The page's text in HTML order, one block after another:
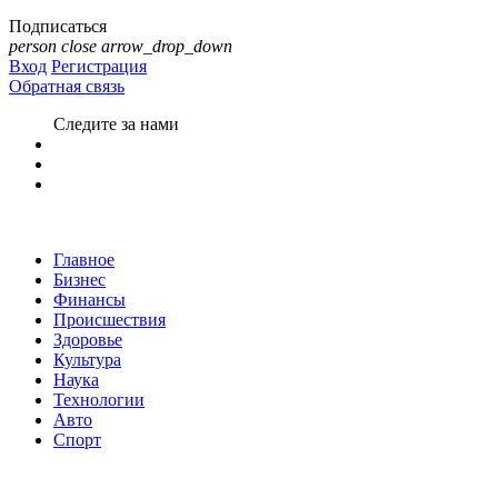
Подписаться
person close arrow_drop_down
Вход Регистрация
Обратная связь
Следите за нами
Главное
Бизнес
Финансы
Происшествия
Здоровье
Культура
Наука
Технологии
Авто
Спорт